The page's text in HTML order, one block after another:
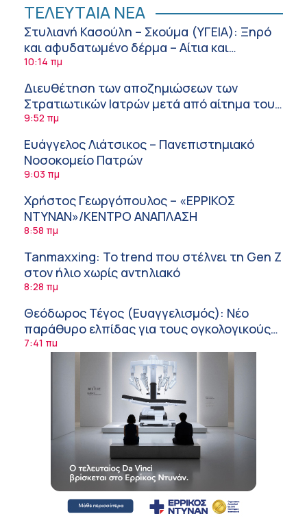
ΤΕΛΕΥΤΑΙΑ ΝΕΑ
Στυλιανή Κασούλη – Σκούμα (ΥΓΕΙΑ): Ξηρό
και αφυδατωμένο δέρμα – Αίτια και
αντιμετώπιση
10:14 πμ
Διευθέτηση των αποζημιώσεων των
Στρατιωτικών Ιατρών μετά από αίτημα του
ΙΣΑ
9:52 πμ
Ευάγγελος Λιάτσικος – Πανεπιστημιακό
Νοσοκομείο Πατρών
9:03 πμ
Χρήστος Γεωργόπουλος – «ΕΡΡΙΚΟΣ
ΝΤΥΝΑΝ»/ΚΕΝΤΡΟ ΑΝΑΠΛΑΣΗ
8:58 πμ
Tanmaxxing: To trend που στέλνει τη Gen Z
στον ήλιο χωρίς αντηλιακό
8:28 πμ
Θεόδωρος Τέγος (Ευαγγελισμός): Νέο
παράθυρο ελπίδας για τους ογκολογικούς
ασθενείς μέσω κλινικών δοκιμών
7:41 πμ
Ασφάλεια στο νερό: 8 χρήσιμες οδηγίες
από τον Ελληνικό Ερυθρό Σταυρό
Μαρίνα Ραυτοπούλου (ΙΑΤΡΙΚΟ ΚΕΝΤΡΟ):
Εκπαίδευση στον διαβήτη – Ένας πυλώνας
της σύγχρονης φροντίδας
Αθανάσιος Μανώλης (Metropolitan
Hospital): Καρδιοπαθείς και καλοκαίρι –
Διακοπές με ασφάλεια